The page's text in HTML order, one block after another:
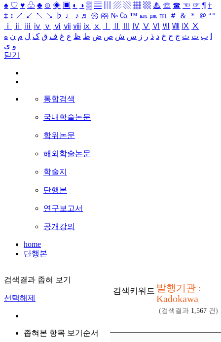
♠ ♡ ♥ ♧ ♣ ⊙ ◈ ▣ ◐ ◑ ▒ ▤ ▨ ▧ ▦ ▩ ♨ ☏ ☎ ☜ ☞ ¶ †
‡ ↕ ↗ ↙ ↖ ↘ ♭ ♩ ♪ ♬ ㉿ ㈜ № ㏇ ™ ㏂ ㏘ ℡ ＃ ＆ ＊ ＠ ª º
ⅰ
ⅱ ⅲ ⅳ ⅴ ⅵ ⅶ ⅷ ⅸ ⅹ Ⅳ Ⅴ Ⅵ Ⅶ Ⅷ Ⅸ Ⅹ
ب ت ث ج ح خ د ذ ر ز س ش ص ض ط ظ ع غ ف ق ک ل م ن ه
و ی
닫기
통합검색
국내학술논문
학위논문
해외학술논문
학술지
단행본
연구보고서
공개강의
home
단행본
검색결과 좁혀 보기
선택해제
좁혀본 항목 보기순서
검색키워드 발행기관 :
Kadokawa
(검색결과 1,567 건)